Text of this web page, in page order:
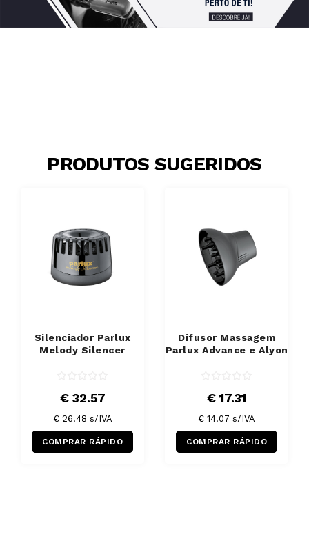
PRODUTOS SUGERIDOS
Silenciador Parlux
Melody Silencer
€ 32.57
€ 26.48 s/IVA
COMPRAR RÁPIDO
Difusor Massagem
Parlux Advance e Alyon
€ 17.31
€ 14.07 s/IVA
COMPRAR RÁPIDO